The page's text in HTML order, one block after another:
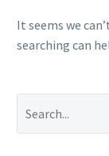
It seems we
searching can